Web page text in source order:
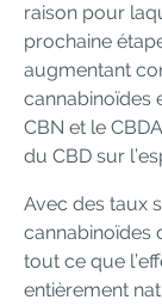
raison pour
prochaine
augmentant
cannabinoïdes
CBN et le
du CBD sur
Avec des taux
cannabinoïdes
tout ce que
entièrement